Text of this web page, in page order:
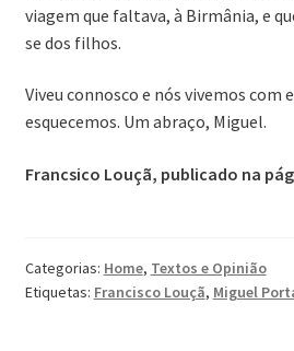
viagem que faltava, à Birmânia, e
se dos filhos.
Viveu connosco e nós vivemos com
esquecemos. Um abraço, Miguel.
Francsico Louçã, publicado na
Categorias: Home, Textos e Opinião
Etiquetas: Francisco Louçã, Miguel